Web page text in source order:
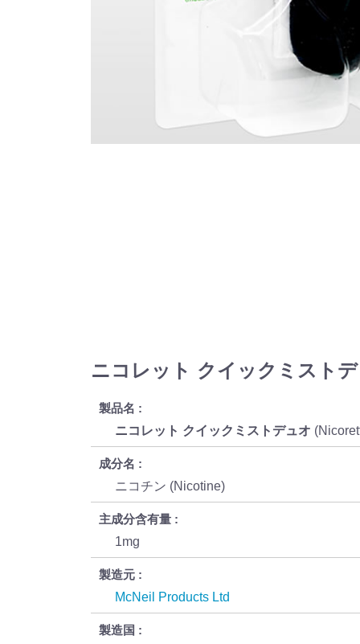
ニコレット クイックミスト
製品名
ニコレット クイックミストデュオ
成分名
ニコチン (Nicotine)
主成分含有量
1mg
製造元
McNeil Products Ltd
製造国